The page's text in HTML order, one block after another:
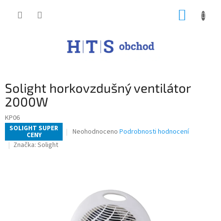
Solight horkovzdušný ventilátor
2000W
KP06
SOLIGHT SUPER
CENY
Průměrné
hvězdiček.
Neohodnoceno Podrobnosti hodnocení
Značka: Solight